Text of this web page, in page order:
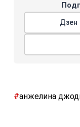
Дзен
#анжелина